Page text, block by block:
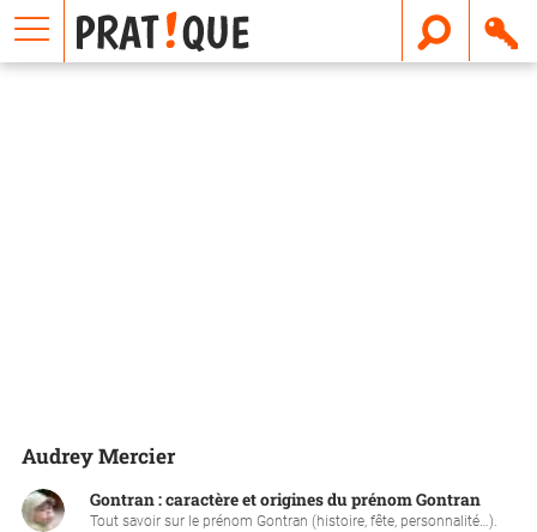
Audrey Mercier
Gontran : caractère et origines du prénom Gontran
Tout savoir sur le prénom Gontran (histoire, fête, personnalité…).
E
m
a